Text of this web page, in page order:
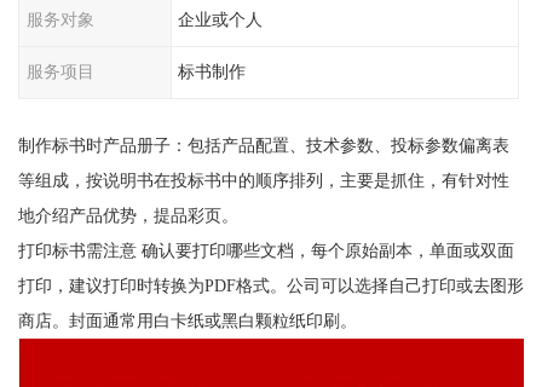
服务对象 企业或个人
服务项目 标书制作
制作标书时产品册子：包括产品配置、技术参数、投标参数偏离表
等组成，按说明书在投标书中的顺序排列，主要是抓住，有针对性
地介绍产品优势，提品彩页。
打印标书需注意 确认要打印哪些文档，每个原始副本，单面或双面
打印，建议打印时转换为PDF格式。公司可以选择自己打印或去图形
商店。封面通常用白卡纸或黑白颗粒纸印刷。